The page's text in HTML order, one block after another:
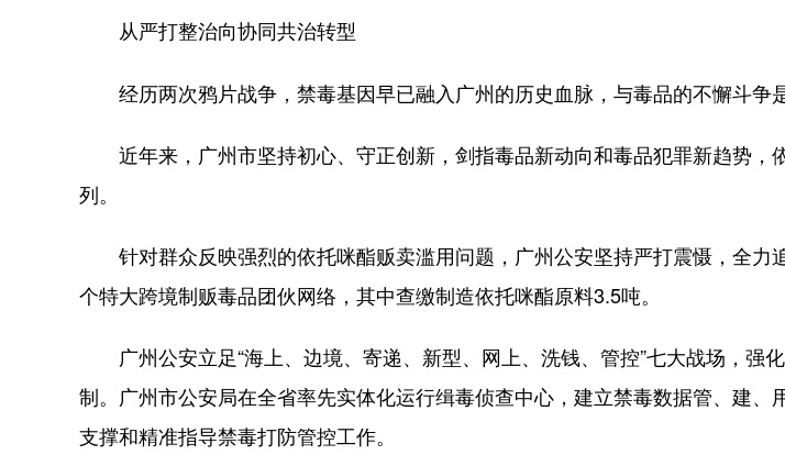
从严打整治向协同共治转型
经历两次鸦片战争，禁毒基因早已融入广州的历史血脉，与毒品的不懈斗争
近年来，广州市坚持初心、守正创新，剑指毒品新动向和毒品犯罪新趋势，
列。
针对群众反映强烈的依托咪酯贩卖滥用问题，广州公安坚持严打震慑，全力
个特大跨境制贩毒品团伙网络，其中查缴制造依托咪酯原料3.5吨。
广州公安立足“海上、边境、寄递、新型、网上、洗钱、管控”七大战场，强
制。广州市公安局在全省率先实体化运行缉毒侦查中心，建立禁毒数据管、建
支撑和精准指导禁毒打防管控工作。